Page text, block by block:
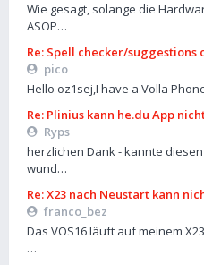
Wie gesagt, solange die
ASOP…
Re: Spell checker/suggestions
pico
Hello oz1sej,I have a Volla
Re: Plinius kann he.du App
Ryps
herzlichen Dank - kannte
wund…
Re: X23 nach Neustart kann
franco_bez
Das VOS16 läuft auf meinem
…